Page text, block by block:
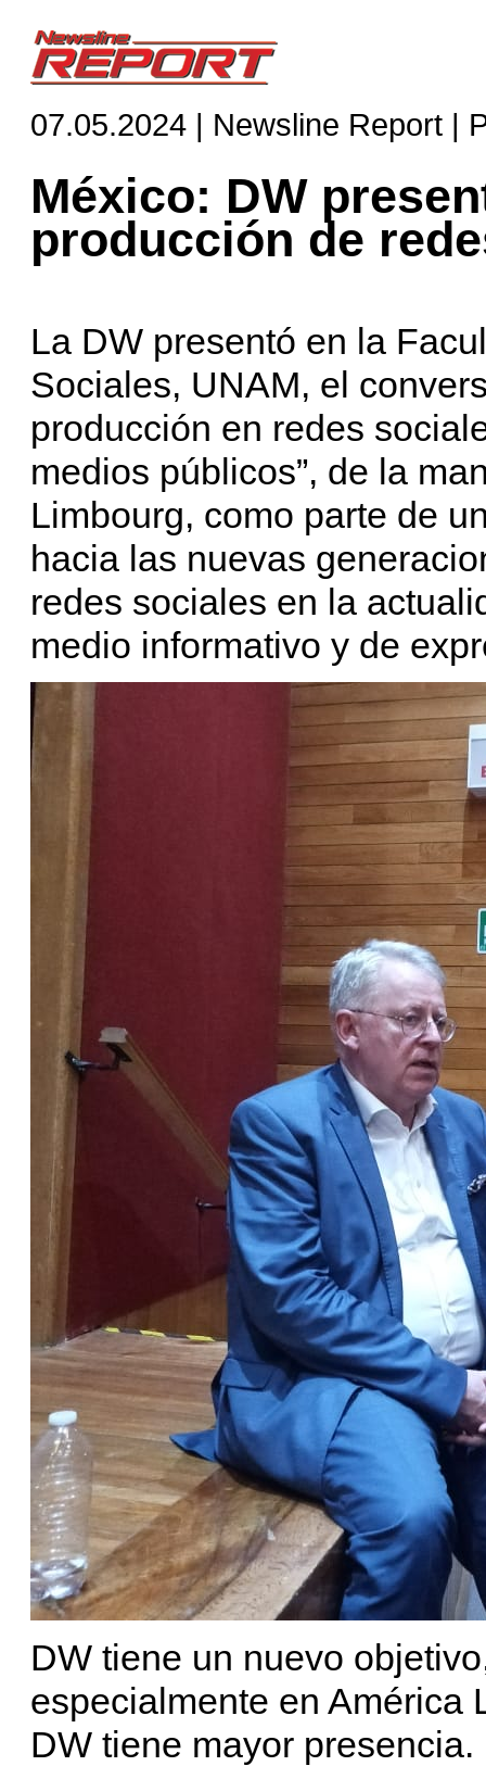
07.05.2024 | Newsline Report |
México: DW
producción de
La DW presentó en la
Sociales, UNAM, el
producción en redes
medios públicos”, de la
Limbourg, como parte de
hacia las nuevas
redes sociales en la
medio informativo y de
DW tiene un nuevo
especialmente en América
DW tiene mayor presencia.